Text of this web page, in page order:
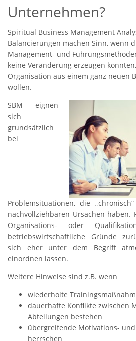
Unternehmen?
Spiritual Business Management
Balancierungen machen Sinn, wenn
Management- und
keine Veränderung erzeugen
Organisation aus einem ganz neuen
wollen.
SBM eignen
sich
grundsätzlich
bei
Problemsituationen, die
nachvollziehbaren Ursachen
Organisations- oder
betriebswirtschaftliche Gründe
sich eher unter dem Begriff
einordnen lassen.
Weitere Hinweise sind z.B. wenn
wiederholte
dauerhafte Konflikte zwischen
Abteilungen bestehen
übergreifende Motivations-
herrschen